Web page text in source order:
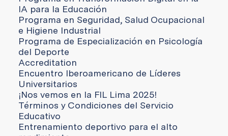
IA para la Educación
Programa en Seguridad, Salud Ocupacional
e Higiene Industrial
Programa de Especialización en Psicología
del Deporte
Accreditation
Encuentro Iberoamericano de Líderes
Universitarios
¡Nos vemos en la FIL Lima 2025!
Términos y Condiciones del Servicio
Educativo
Entrenamiento deportivo para el alto